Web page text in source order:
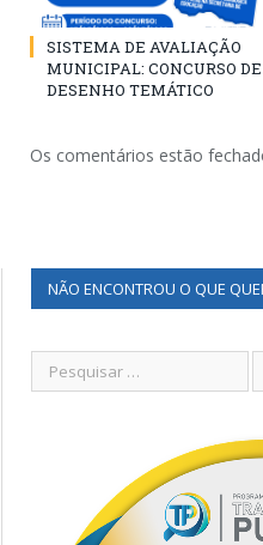
SISTEMA DE AVALIAÇÃO
MUNICIPAL: CONCURSO DE
DESENHO TEMÁTICO
Os comentários estão
NÃO ENCONTROU O QUE